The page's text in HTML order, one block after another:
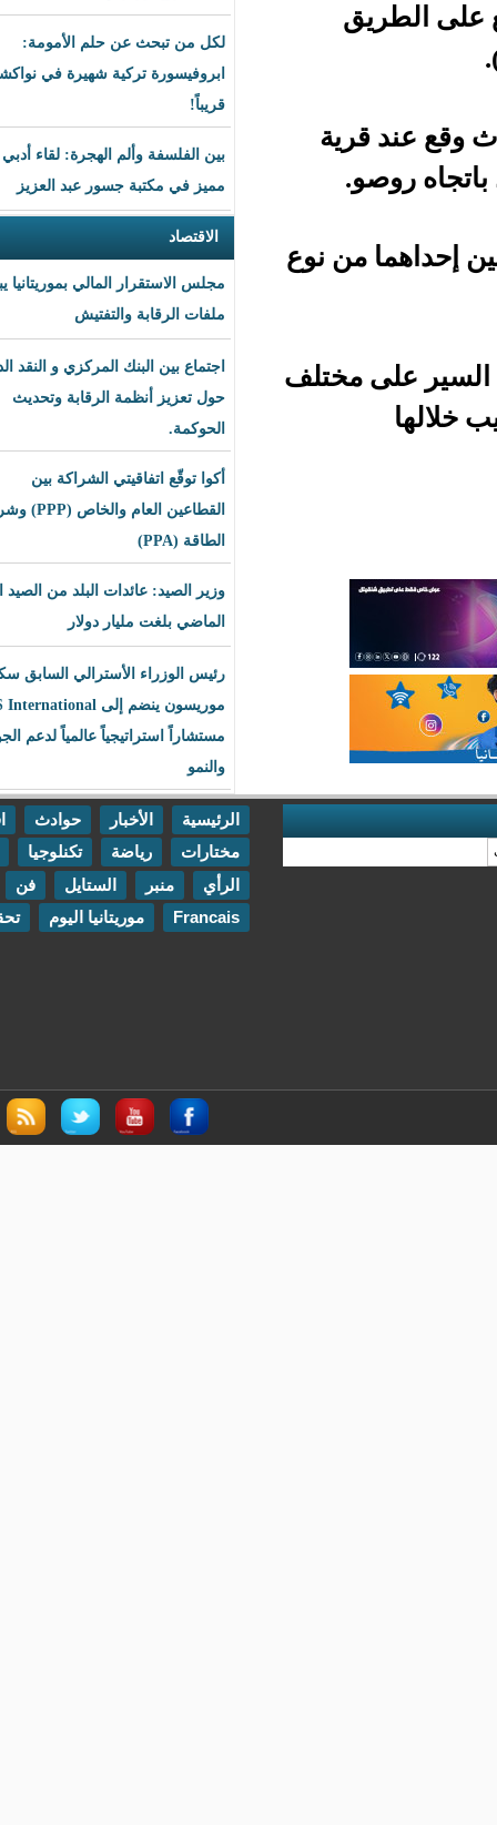
لكل من تبحث عن حلم الأمومة:
ابروفيسورة تركية شهيرة في نواكشوط
بين الفلسفة وألم الهجرة: لقاء أدبي
مميز في مكتبة جسور عبد العزيز
مجلس الاستقرار المالي بموريتانيا يبحث
ملفات الرقابة والتفتيش
اجتماع بين البنك المركزي و النقد الدولي
حول تعزيز أنظمة الرقابة وتحديث
أكوا توقّع اتفاقيتي الشراكة بين
القطاعين العام والخاص (PPP) وشراء
وزير الصيد: عائدات البلد من الصيد العام
الماضي بلغت مليار دولار
رئيس الوزراء الأسترالي السابق سكوت
موريسون ينضم إلى BLS International
مستشاراً استراتيجياً عالمياً لدعم الجودة
والنمو
نوع
حوادث
اقتصاد
تكنلوجيا
مقابلات
الستايل فن
اتصل بنا
موريتانيا اليوم تحقيقات